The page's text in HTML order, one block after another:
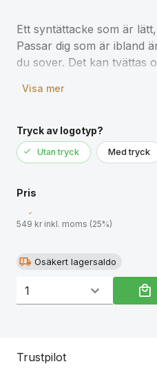
Ett syntättacke som är
Passar dig som är ibland
du sover. Det kan tvättas
många tvättar behåller det
Storlek: 150x210cm
Vikt: 900g
Material: Tyg i bomull,
Visa mer
Tryck av logotyp?
Utan tryck Med tryck
Pris
549 kr inkl. moms (25%)
Osäkert lagersaldo
Trustpilot